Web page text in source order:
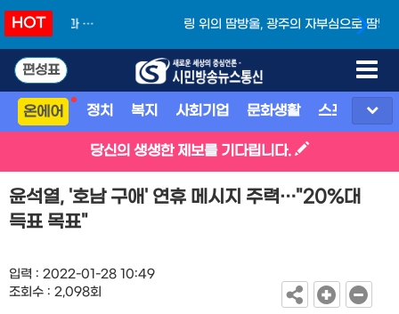
HOT
링 위의 땀방울, 광주의 자부심으로 땀방울로 빚
편성표
온에어 정치 복지 사회기업 문화생활 스포츠 지
당신의 생생한 제보를 기다립니다.
윤석열, '호남 구애' 연휴 메시지 주력…"20％대
득표 목표"
입력 : 2022-01-28 10:49
조회수 : 2,098회